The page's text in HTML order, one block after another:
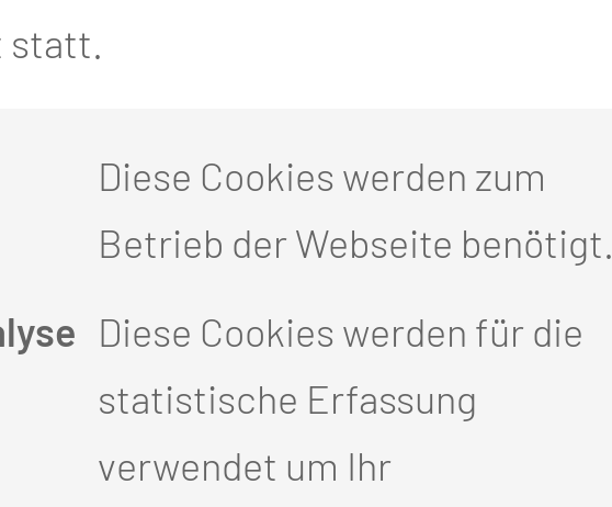
Rainer
statt.
Diese Cookies werden zum
Betrieb der Webseite benötigt.
Diese Cookies werden für die
statistische Erfassung
verwendet um Ihr